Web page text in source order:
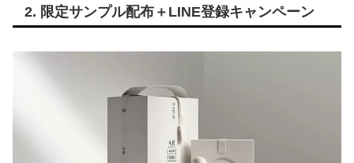
2. 限定サンプル配布＋LINE登録キャンペーン